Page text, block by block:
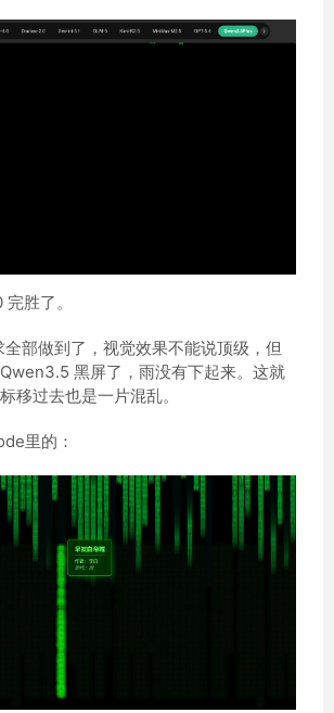
胜了。
部做到了，视觉效果不能说顶级，但
黑屏了，雨没有下起来。这就
移过去也是一片混乱。
里的：